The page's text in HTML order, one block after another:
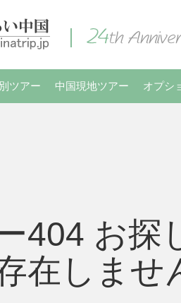
ツアー 中国現地ツアー オプシ
404 お探
在しませ